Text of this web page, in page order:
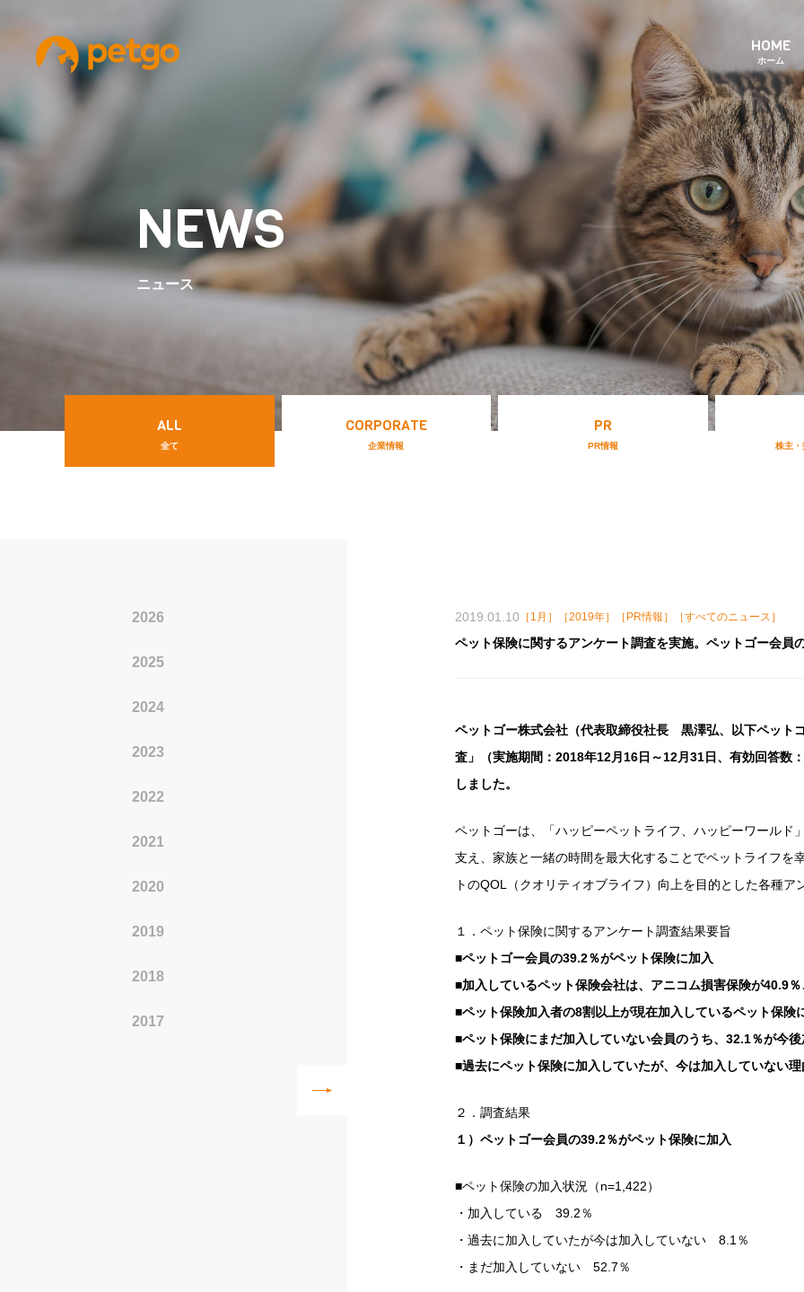
HOME
ホーム
NEWS
ニュース
ALL
全て
CORPORATE
企業情報
PR
PR情報 株主・
2019.01.10 ［1月］［2019年］［PR情報］［すべてのニュース］
ペット保険に関するアンケート調査を実施。ペットゴー会員
ペットゴー株式会社（代表取締役社長 黒澤弘、以下ペット
査」（実施期間：2018年12月16日～12月31日、有効回答数
しました。
ペットゴーは、「ハッピーペットライフ、ハッピーワールド
支え、家族と一緒の時間を最大化することでペットライフを
トのQOL（クオリティオブライフ）向上を目的とした各種
１．ペット保険に関するアンケート調査結果要旨
■ペットゴー会員の39.2％がペット保険に加入
■加入しているペット保険会社は、アニコム損害保険が40.9
■ペット保険加入者の8割以上が現在加入しているペット保険
■ペット保険にまだ加入していない会員のうち、32.1％が今
■過去にペット保険に加入していたが、今は加入していない
２．調査結果
１）ペットゴー会員の39.2％がペット保険に加入
■ペット保険の加入状況（n=1,422）
・加入している 39.2％
・過去に加入していたが今は加入していない 8.1％
・まだ加入していない 52.7％
2026
2025
2024
2023
2022
2021
2020
2019
2018
2017